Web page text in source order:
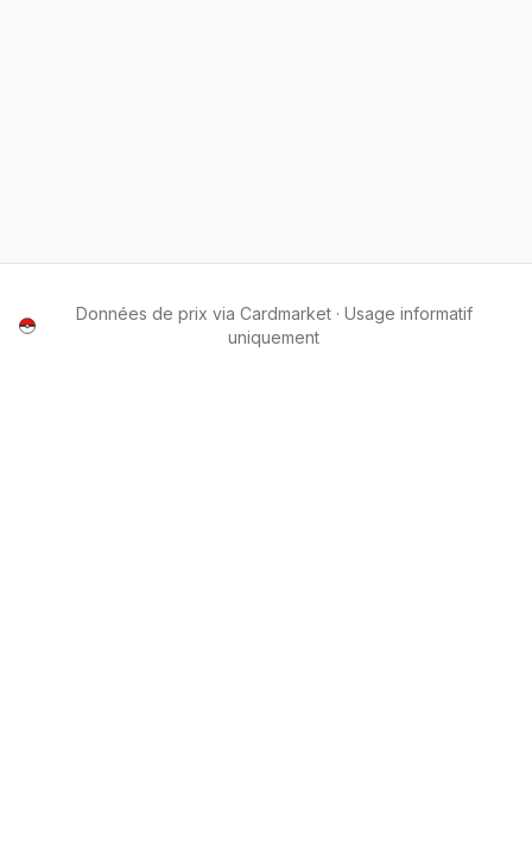
Données de prix via Cardmarket · Usage informatif
uniquement